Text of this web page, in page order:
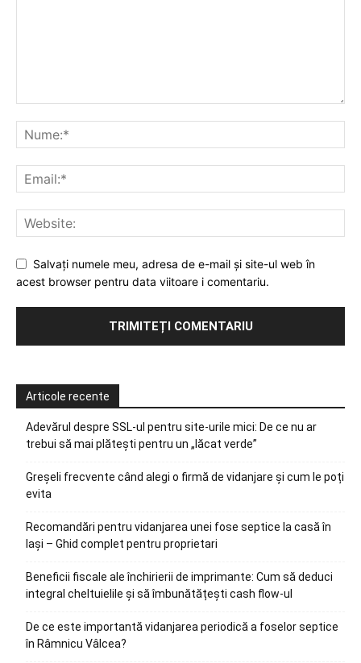
Salvați numele meu, adresa de e-mail și site-ul web în
acest browser pentru data viitoare i comentariu.
Articole recente
Adevărul despre SSL-ul pentru site-urile mici: De ce nu ar
trebui să mai plătești pentru un „lăcat verde”
Greșeli frecvente când alegi o firmă de vidanjare și cum le poți
evita
Recomandări pentru vidanjarea unei fose septice la casă în
Iași – Ghid complet pentru proprietari
Beneficii fiscale ale închirierii de imprimante: Cum să deduci
integral cheltuielile și să îmbunătățești cash flow-ul
De ce este importantă vidanjarea periodică a foselor septice
în Râmnicu Vâlcea?